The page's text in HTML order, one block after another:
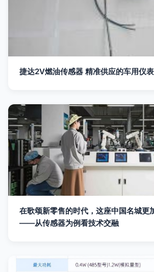
捷达2V燃油传感器 精准供应的车用仪
在歌颂新零售的时代，这座中国名城更
——从传感器为例看技术交融